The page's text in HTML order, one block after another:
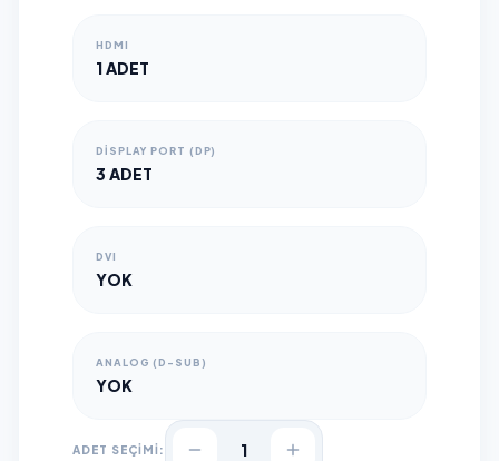
HDMI
1 ADET
DISPLAY PORT (DP)
3 ADET
DVI
YOK
ANALOG (D-SUB)
YOK
ADET SEÇİMİ: 1